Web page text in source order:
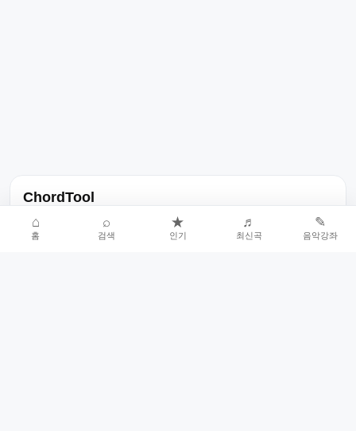
ChordTool
노래 가사, 곡 정보, 코드, 악보를 한곳에서 찾을 수 있는 음악 정보
서비스입니다.
⌂
홈
⌕
검색
★
인기
♬
최신곡
✎
음악강좌